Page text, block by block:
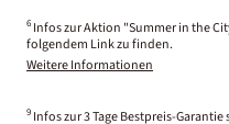
6 Infos zur Aktion "Summer in the
folgendem Link zu finden.
Weitere Informationen
9 Infos zur 3 Tage Bestpreis-